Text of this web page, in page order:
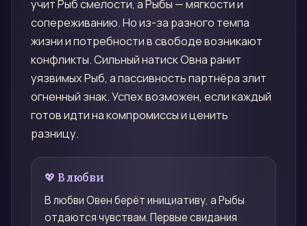
учит Рыб смелости, а Рыбы — мягкости и
сопереживанию. Но из-за разного темпа
жизни и потребности в свободе возникают
конфликты. Сильный натиск Овна ранит
уязвимых Рыб, а пассивность партнёра злит
огненный знак. Успех возможен, если каждый
готов идти на компромиссы и ценить
разницу.
💖 В любви
В любви Овен берёт инициативу, а Рыбы
отдаются чувствам. Первые свидания